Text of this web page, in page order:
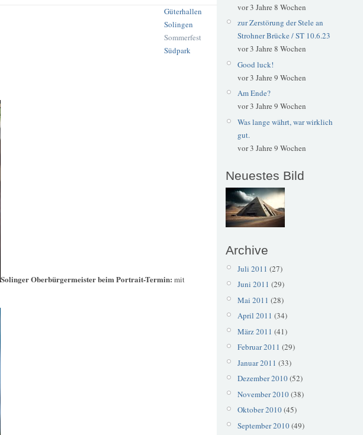
Güterhallen
Solingen
Sommerfest
Südpark
Solinger Oberbürgermeister beim Portrait-Termin: mit
vor 3 Jahre 8 Wochen
zur Zerstörung der Stele an
Strohner Brücke / ST 10.6.23
vor 3 Jahre 8 Wochen
Good luck!
vor 3 Jahre 9 Wochen
Am Ende?
vor 3 Jahre 9 Wochen
Was lange währt, war wirklich
gut.
vor 3 Jahre 9 Wochen
Neuestes Bild
Archive
Juli 2011 (27)
Juni 2011 (29)
Mai 2011 (28)
April 2011 (34)
März 2011 (41)
Februar 2011 (29)
Januar 2011 (33)
Dezember 2010(52)
November 2010(38)
Oktober 2010(45)
September 2010(49)